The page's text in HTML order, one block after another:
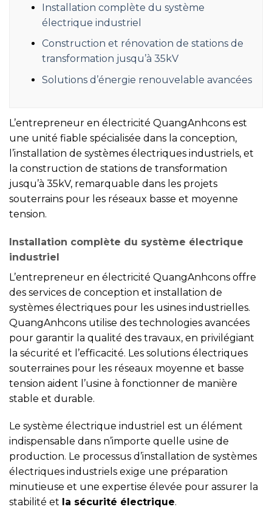
Installation complète du système
électrique industriel
Construction et rénovation de stations de
transformation jusqu’à 35kV
Solutions d’énergie renouvelable avancées
L’entrepreneur en électricité QuangAnhcons est
une unité fiable spécialisée dans la conception,
l’installation de systèmes électriques industriels, et
la construction de stations de transformation
jusqu’à 35kV, remarquable dans les projets
souterrains pour les réseaux basse et moyenne
tension.
Installation complète du système électrique
industriel
L’entrepreneur en électricité QuangAnhcons offre
des services de conception et installation de
systèmes électriques pour les usines industrielles.
QuangAnhcons utilise des technologies avancées
pour garantir la qualité des travaux, en privilégiant
la sécurité et l’efficacité. Les solutions électriques
souterraines pour les réseaux moyenne et basse
tension aident l’usine à fonctionner de manière
stable et durable.
Le système électrique industriel est un élément
indispensable dans n’importe quelle usine de
production. Le processus d’installation de systèmes
électriques industriels exige une préparation
minutieuse et une expertise élevée pour assurer la
stabilité et la sécurité électrique.